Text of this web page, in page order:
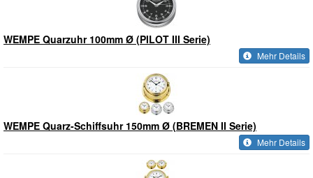
WEMPE Quarzuhr 100mm Ø (PILOT III Serie)
Mehr Details
WEMPE Quarz-Schiffsuhr 150mm Ø (BREMEN II Serie)
Mehr Details